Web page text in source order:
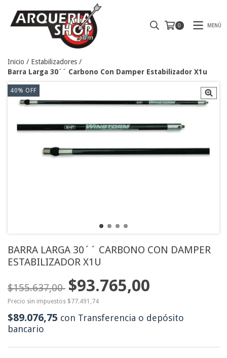
0 MENÚ
Inicio / Estabilizadores /
Barra Larga 30´´ Carbono Con Damper Estabilizador X1u
40% OFF
BARRA LARGA 30´´ CARBONO CON DAMPER
ESTABILIZADOR X1U
$155.637,00 $93.765,00
Precio sin impuestos $77.491,74
$89.076,75 con Transferencia o depósito
bancario